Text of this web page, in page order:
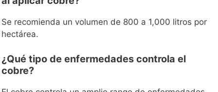
Se recomienda un volumen de 800 a 1,000 litros por
hectárea.
¿Qué tipo de enfermedades controla el
cobre?